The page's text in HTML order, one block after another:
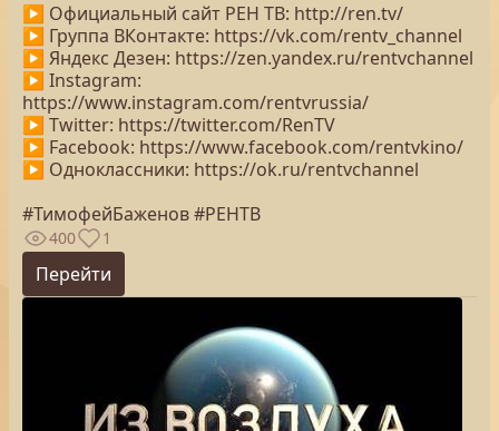
▶ Официальный сайт РЕН ТВ: http://ren.tv/
▶ Группа ВКонтакте: https://vk.com/rentv_channel
▶ Яндекс Дезен: https://zen.yandex.ru/rentvchannel
▶ Instagram:
https://www.instagram.com/rentvrussia/
▶ Twitter: https://twitter.com/RenTV
▶ Facebook: https://www.facebook.com/rentvkino/
▶ Одноклассники: https://ok.ru/rentvchannel
#ТимофейБаженов #РЕНТВ
400 1
Перейти